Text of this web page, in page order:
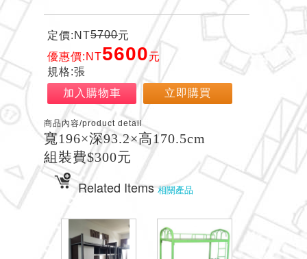
定價:NT5700元
優惠價:NT5600元
規格:張
加入購物車
立即購買
商品內容/product detail
寬196×深93.2×高170.5cm
組裝費$300元
Related Items 相關產品